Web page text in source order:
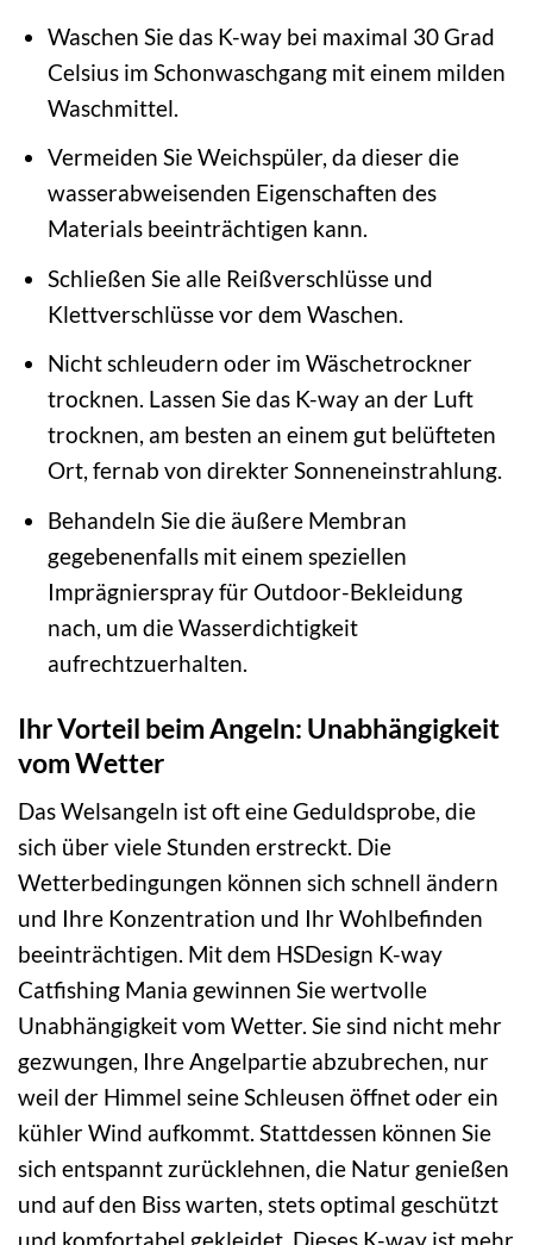
Waschen Sie das K-way bei maximal 30 Grad
Celsius im Schonwaschgang mit einem milden
Waschmittel.
Vermeiden Sie Weichspüler, da dieser die
wasserabweisenden Eigenschaften des
Materials beeinträchtigen kann.
Schließen Sie alle Reißverschlüsse und
Klettverschlüsse vor dem Waschen.
Nicht schleudern oder im Wäschetrockner
trocknen. Lassen Sie das K-way an der Luft
trocknen, am besten an einem gut belüfteten
Ort, fernab von direkter Sonneneinstrahlung.
Behandeln Sie die äußere Membran
gegebenenfalls mit einem speziellen
Imprägnierspray für Outdoor-Bekleidung
nach, um die Wasserdichtigkeit
aufrechtzuerhalten.
Ihr Vorteil beim Angeln: Unabhängigkeit
vom Wetter
Das Welsangeln ist oft eine Geduldsprobe, die
sich über viele Stunden erstreckt. Die
Wetterbedingungen können sich schnell ändern
und Ihre Konzentration und Ihr Wohlbefinden
beeinträchtigen. Mit dem HSDesign K-way
Catfishing Mania gewinnen Sie wertvolle
Unabhängigkeit vom Wetter. Sie sind nicht mehr
gezwungen, Ihre Angelpartie abzubrechen, nur
weil der Himmel seine Schleusen öffnet oder ein
kühler Wind aufkommt. Stattdessen können Sie
sich entspannt zurücklehnen, die Natur genießen
und auf den Biss warten, stets optimal geschützt